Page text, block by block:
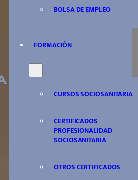
BOLSA DE EMPLEO
FORMACIÓN
CURSOS SOCIOSANITARIA
CERTIFICADOS
PROFESIONALIDAD
SOCIOSANITARIA
OTROS CERTIFICADOS